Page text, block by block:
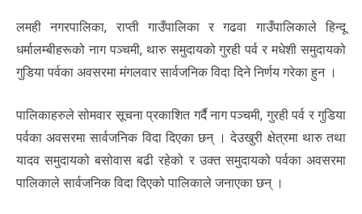
लमही नगरपालिका, राप्ती गाउँपालिका र गढवा गाउँपालिकाले हिन्दू
धर्मालम्बीहरूको नाग पञ्चमी, थारु समुदायको गुरही पर्व र मधेशी समुदायको
गुडिया पर्वका अवसरमा मंगलवार सार्वजनिक विदा दिने निर्णय गरेका हुन ।
पालिकाहरुले सोमवार सूचना प्रकाशित गर्दै नाग पञ्चमी, गुरही पर्व र गुडिया
पर्वका अवसरमा सार्वजनिक विदा दिएका छन् । देउखुरी क्षेत्रमा थारु तथा
यादव समुदायको बसोवास बढी रहेको र उक्त समुदायको पर्वका अवसरमा
पालिकाले सार्वजनिक विदा दिएको पालिकाले जनाएका छन् ।